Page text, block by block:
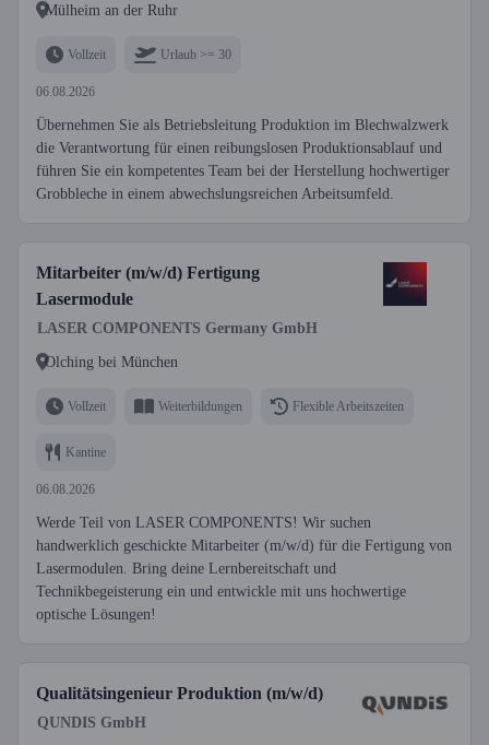
Mülheim an der Ruhr
Vollzeit Urlaub >= 30
06.08.2026
Übernehmen Sie als Betriebsleitung Produktion im Blechwalzwerk
die Verantwortung für einen reibungslosen Produktionsablauf und
führen Sie ein kompetentes Team bei der Herstellung hochwertiger
Grobbleche in einem abwechslungsreichen Arbeitsumfeld.
Mitarbeiter (m/w/d) Fertigung
Lasermodule
LASER COMPONENTS Germany GmbH
Olching bei München
Vollzeit Weiterbildungen Flexible Arbeitszeiten
Kantine
06.08.2026
Werde Teil von LASER COMPONENTS! Wir suchen
handwerklich geschickte Mitarbeiter (m/w/d) für die Fertigung von
Lasermodulen. Bring deine Lernbereitschaft und
Technikbegeisterung ein und entwickle mit uns hochwertige
optische Lösungen!
Qualitätsingenieur Produktion (m/w/d)
QUNDIS GmbH